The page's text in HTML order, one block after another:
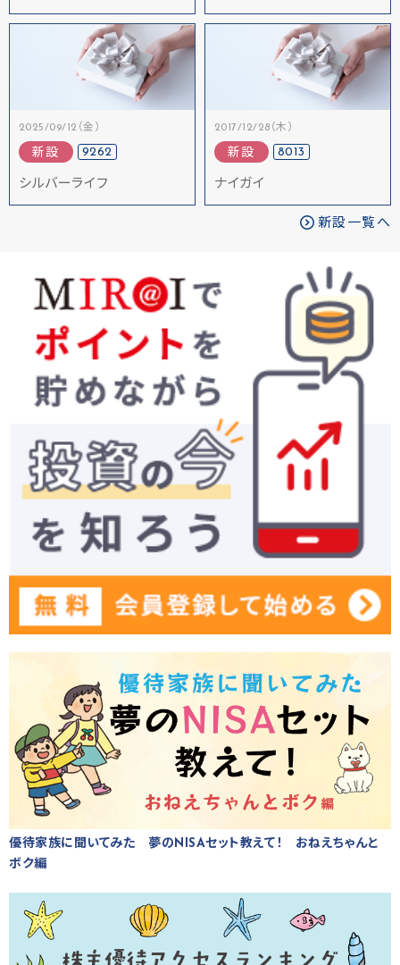
2025/09/12（金）
新設 9262
シルバーライフ
2017/12/28（木）
新設 8013
ナイガイ
新設一覧へ
優待家族に聞いてみた 夢のNISAセット教えて！ おねえちゃんと
ボク編